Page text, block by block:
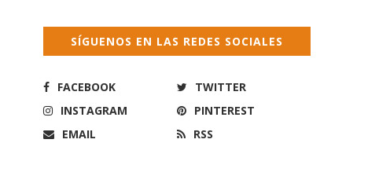
SÍGUENOS EN LAS REDES SOCIALES
FACEBOOK
TWITTER
INSTAGRAM
PINTEREST
EMAIL
RSS